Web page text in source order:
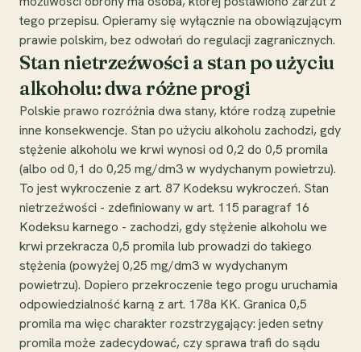
tego przepisu. Opieramy się wyłącznie na obowiązującym
prawie polskim, bez odwołań do regulacji zagranicznych.
Stan nietrzeźwości a stan po użyciu
alkoholu: dwa różne progi
Polskie prawo rozróżnia dwa stany, które rodzą zupełnie
inne konsekwencje. Stan po użyciu alkoholu zachodzi, gdy
stężenie alkoholu we krwi wynosi od 0,2 do 0,5 promila
(albo od 0,1 do 0,25 mg/dm3 w wydychanym powietrzu).
To jest wykroczenie z art. 87 Kodeksu wykroczeń. Stan
nietrzeźwości - zdefiniowany w art. 115 paragraf 16
Kodeksu karnego - zachodzi, gdy stężenie alkoholu we
krwi przekracza 0,5 promila lub prowadzi do takiego
stężenia (powyżej 0,25 mg/dm3 w wydychanym
powietrzu). Dopiero przekroczenie tego progu uruchamia
odpowiedzialność karną z art. 178a KK. Granica 0,5
promila ma więc charakter rozstrzygający: jeden setny
promila może zadecydować, czy sprawa trafi do sądu